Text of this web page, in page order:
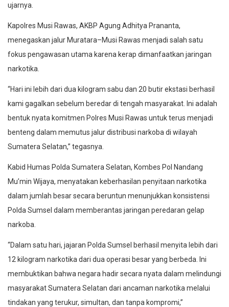
ujarnya.
Kapolres Musi Rawas, AKBP Agung Adhitya Prananta,
menegaskan jalur Muratara–Musi Rawas menjadi salah satu
fokus pengawasan utama karena kerap dimanfaatkan jaringan
narkotika.
“Hari ini lebih dari dua kilogram sabu dan 20 butir ekstasi berhasil
kami gagalkan sebelum beredar di tengah masyarakat. Ini adalah
bentuk nyata komitmen Polres Musi Rawas untuk terus menjadi
benteng dalam memutus jalur distribusi narkoba di wilayah
Sumatera Selatan,” tegasnya.
Kabid Humas Polda Sumatera Selatan, Kombes Pol Nandang
Mu’min Wijaya, menyatakan keberhasilan penyitaan narkotika
dalam jumlah besar secara beruntun menunjukkan konsistensi
Polda Sumsel dalam memberantas jaringan peredaran gelap
narkoba.
“Dalam satu hari, jajaran Polda Sumsel berhasil menyita lebih dari
12 kilogram narkotika dari dua operasi besar yang berbeda. Ini
membuktikan bahwa negara hadir secara nyata dalam melindungi
masyarakat Sumatera Selatan dari ancaman narkotika melalui
tindakan yang terukur, simultan, dan tanpa kompromi,”